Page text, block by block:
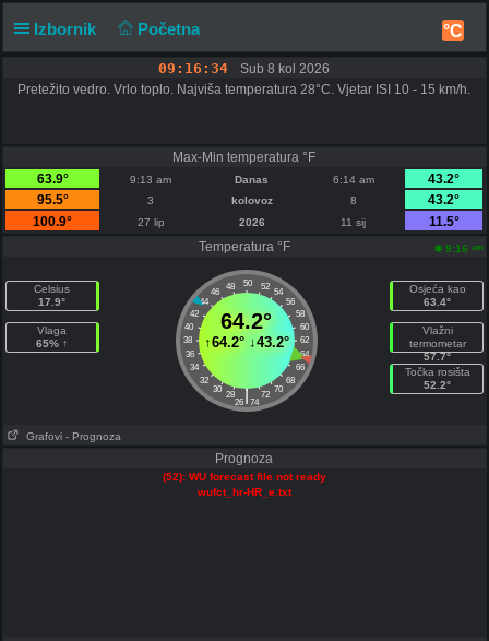
Izbornik Početna °C
09:16:34
Sub 8 kol 2026
Pretežito vedro. Vrlo toplo. Najviša temperatura 28°C. Vjetar ISI 10 - 15 km/h.
Max-Min temperatura °F
63.9°
9:13 am Danas 6:14 am
43.2°
95.5°
3 kolovoz 8
43.2°
100.9°
27 lip 2026 11 sij
11.5°
Temperatura °F
9:16 am
Celsius
17.9°
Vlaga
65% ↑
50
48 52
46
54
44
56
42
58
40
60
38
62
36
64
34
66
32
68
30
70
28 72
|
26 74
64.2°
↑64.2°↓43.2°
Osjeća kao
63.4°
Vlažni
termometar
57.7°
Točka rosišta
52.2°
Grafovi - Prognoza
Prognoza
(52): WU forecast file not ready
wufct_hr-HR_e.txt